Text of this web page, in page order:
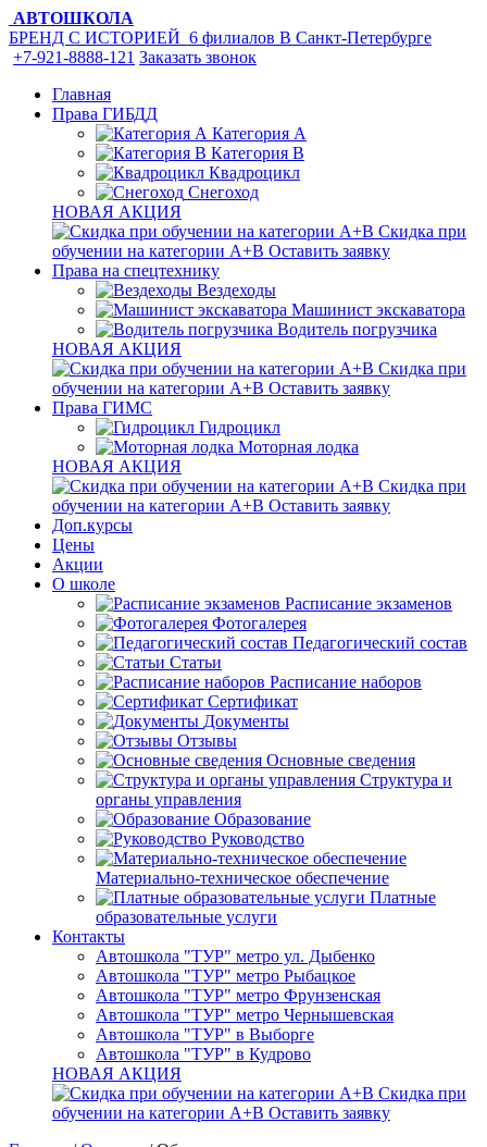
АВТОШКОЛА
БРЕНД С ИСТОРИЕЙ 6 филиалов В Санкт-Петербурге
+7-921-8888-121 Заказать звонок
Главная
Права ГИБДД
Категория A
Категория B
Квадроцикл
Снегоход
НОВАЯ АКЦИЯ
Скидка при
обучении на категории А+В Оставить заявку
Права на спецтехнику
Вездеходы
Машинист экскаватора
Водитель погрузчика
НОВАЯ АКЦИЯ
Скидка при
обучении на категории А+В Оставить заявку
Права ГИМС
Гидроцикл
Моторная лодка
НОВАЯ АКЦИЯ
Скидка при
обучении на категории А+В Оставить заявку
Доп.курсы
Цены
Акции
О школе
Расписание экзаменов
Фотогалерея
Педагогический состав
Статьи
Расписание наборов
Сертификат
Документы
Отзывы
Основные сведения
Структура и
органы управления
Образование
Руководство
Материально-техническое обеспечение
Платные
образовательные услуги
Контакты
Автошкола "ТУР" метро ул. Дыбенко
Автошкола "ТУР" метро Рыбацкое
Автошкола "ТУР" метро Фрунзенская
Автошкола "ТУР" метро Чернышевская
Автошкола "ТУР" в Выборге
Автошкола "ТУР" в Кудрово
НОВАЯ АКЦИЯ
Скидка при
обучении на категории А+В Оставить заявку